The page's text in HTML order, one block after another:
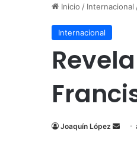
Inicio / Internacional
Internacional
Joaquín López
Send